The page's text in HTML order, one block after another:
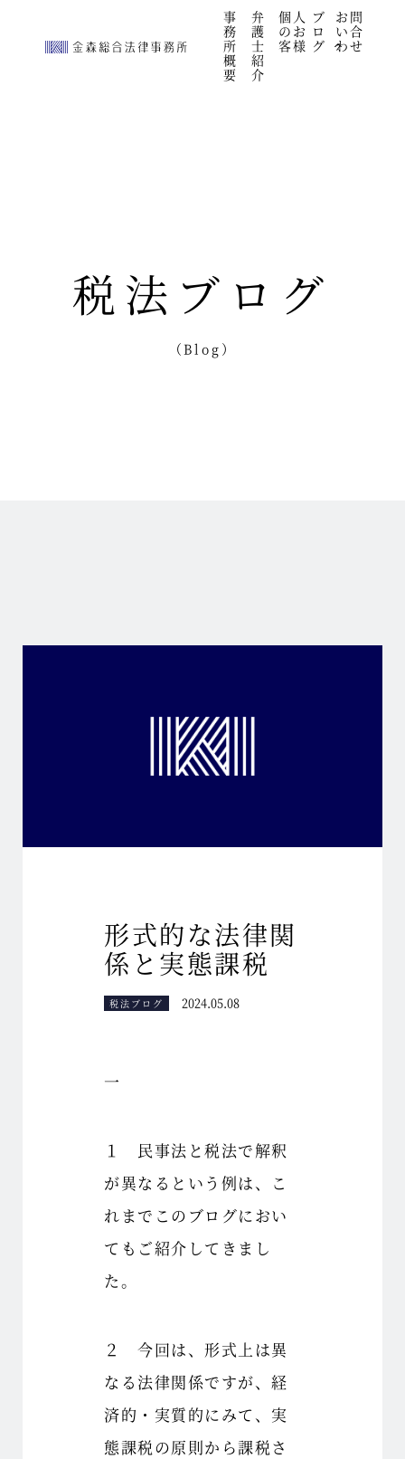
事
務
所
概
要
弁
護
士
紹
介
個人
のお
客様
ブ
ロ
グ
お問
い合
わせ
税法ブログ
（Blog）
形式的な法律関
係と実態課税
税法ブログ 2024.05.08
一
１ 民事法と税法で解釈
が異なるという例は、こ
れまでこのブログにおい
てもご紹介してきまし
た。
２ 今回は、形式上は異
なる法律関係ですが、経
済的・実質的にみて、実
態課税の原則から課税さ